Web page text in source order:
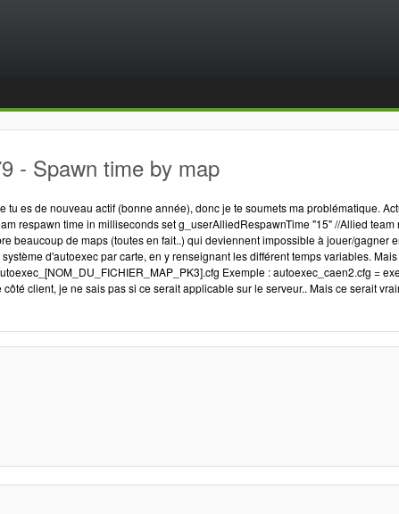
- Spawn time by map
tu es de nouveau actif (bonne année), donc je te soumets ma problématique.
respawn time in milliseconds set g_userAlliedRespawnTime "15" //Allied
beaucoup de maps (toutes en fait..) qui deviennent impossible à jouer/gagner
d'autoexec par carte, en y renseignant les différent temps variables.
Exemple : autoexec_caen2.cfg =
côté client, je ne sais pas si ce serait applicable sur le serveur.. Mais ce serait